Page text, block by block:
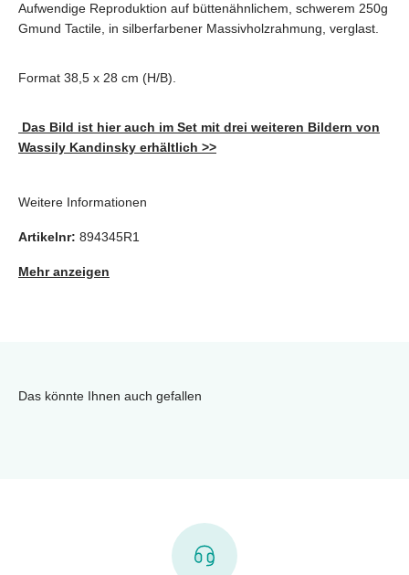
Aufwendige Reproduktion auf büttenähnlichem, schwerem 250g
Gmund Tactile, in silberfarbener Massivholzrahmung, verglast.
Format 38,5 x 28 cm (H/B).
Das Bild ist hier auch im Set mit drei weiteren Bildern von
Wassily Kandinsky erhältlich >>
Weitere Informationen
Artikelnr: 894345R1
Mehr anzeigen
Das könnte Ihnen auch gefallen